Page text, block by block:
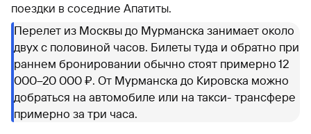
поездки в соседние Апатиты.
Перелет из Москвы до Мурманска занимает около
двух с половиной часов. Билеты туда и обратно при
раннем бронировании обычно стоят примерно 12
000–20 000 ₽. От Мурманска до Кировска можно
добраться на автомобиле или на такси- трансфере
примерно за три часа.